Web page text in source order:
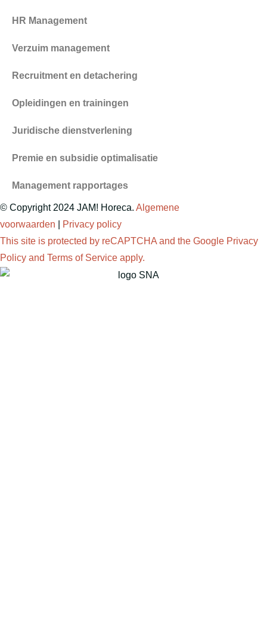
HR Management
Verzuim management
Recruitment en detachering
Opleidingen en trainingen
Juridische dienstverlening
Premie en subsidie optimalisatie
Management rapportages
© Copyright 2024 JAM! Horeca. Algemene
voorwaarden
Privacy policy
This site is protected by reCAPTCHA and the Google Privacy
Policy and Terms of Service apply.